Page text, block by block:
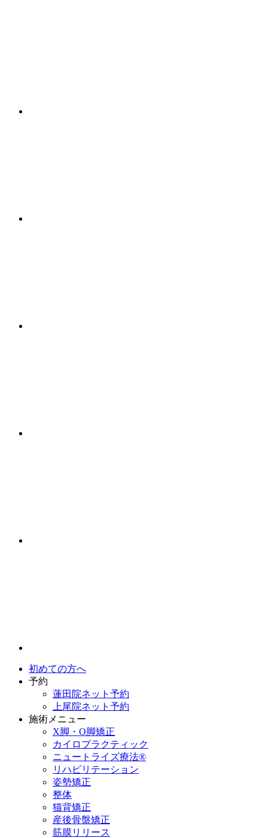
初めての方へ
予約
蓮田院ネット予約
上尾院ネット予約
施術メニュー
X脚・O脚矯正
カイロプラクティック
ニュートライズ療法®
リハビリテーション
姿勢矯正
整体
猫背矯正
産後骨盤矯正
筋膜リリース